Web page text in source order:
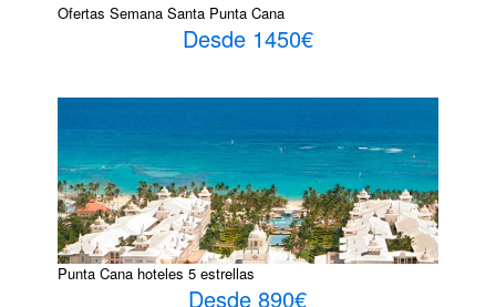
Ofertas Semana Santa Punta Cana
Desde 1450€
Punta Cana hoteles 5 estrellas
Desde 890€